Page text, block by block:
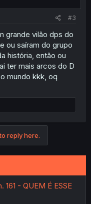
#3
grande vilão dps do
ou saíram do grupo
história, então ou
ter mais arcos do D
mundo kkk, oq
reply here.
161 - QUEM É ESSE